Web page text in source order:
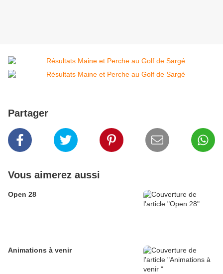
Partager
Vous aimerez aussi
Open 28
Animations à venir